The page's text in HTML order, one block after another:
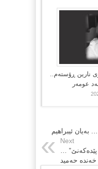
نارین ڕۆستەم..
عومەر
بەیان ئیبراهیم
Next
…
خەندە حەمید